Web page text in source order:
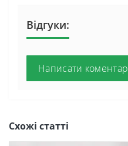
Відгуки:
Написати коментар
Схожі статті